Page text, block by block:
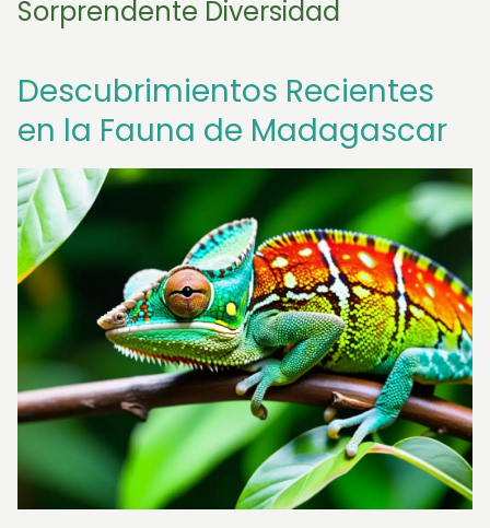
Sorprendente Diversidad
Descubrimientos Recientes
en la Fauna de Madagascar